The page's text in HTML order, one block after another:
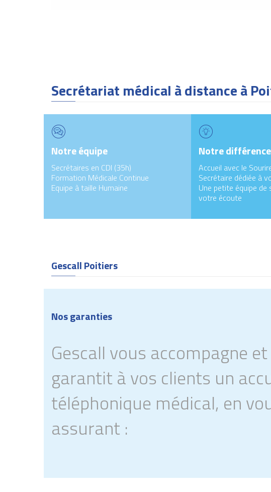
Secrétariat médical à distance à
Notre équipe
Secrétaires en CDI (35h)
Formation Médicale Continue
Equipe à taille Humaine
Notre différence
Accueil avec le
Secrétaire dédiée à
Une petite équipe de
votre écoute
Gescall Poitiers
Nos garanties
Gescall vous accompagne et
garantit à vos clients un
téléphonique médical, en
assurant :